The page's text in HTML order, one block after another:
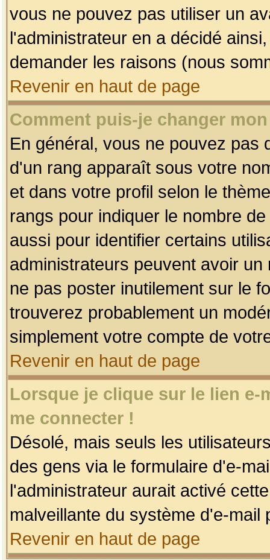
vous ne pouvez pas utiliser un
l'administrateur en a décidé
demander les raisons (nous
Revenir en haut de page
Comment puis-je changer
En général, vous ne pouvez pas
d'un rang apparaît sous votre
et dans votre profil selon le
rangs pour indiquer le nombre
aussi pour identifier certains
administrateurs peuvent avoir
ne pas poster inutilement sur le
trouverez probablement un
simplement votre compte de
Revenir en haut de page
Lorsque je clique sur le lien
me connecter !
Désolé, mais seuls les
des gens via le formulaire d'e-
l'administrateur aurait activé
malveillante du système d'e-
Revenir en haut de page